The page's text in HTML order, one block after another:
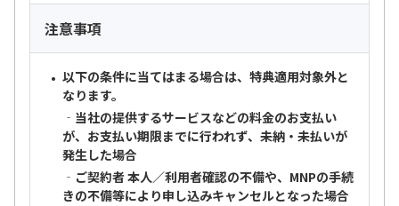
注意事項
以下の条件に当てはまる場合は、特典適用対象外と
なります。
‐当社の提供するサービスなどの料金のお支払い
が、お支払い期限までに行われず、未納・未払いが
発生した場合
‐ご契約者 本人／利用者確認の不備や、MNPの手続
きの不備等により申し込みキャンセルとなった場合